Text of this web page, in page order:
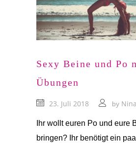
Sexy Beine und Po
Übungen
23. Juli 2018 by Nina
Ihr wollt euren Po und eure
bringen? Ihr benötigt ein